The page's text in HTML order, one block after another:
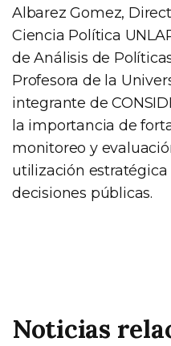
Albarez Gomez,
Ciencia Política
de Análisis de
Profesora de la
integrante de
la importancia de
monitoreo y
utilización
decisiones públicas.
Noticias